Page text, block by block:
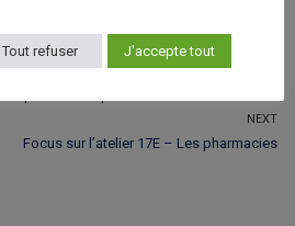
NEXT
Next
Focus sur l’atelier 17E – Les pharmacies
Tout refuser J'accepte tout